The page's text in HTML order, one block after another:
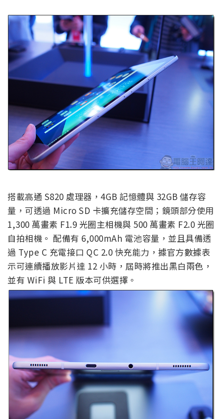
搭載高通 S820 處理器，4GB 記憶體與 32GB 儲存容
量，可透過 Micro SD 卡擴充儲存空間；鏡頭部分使用
1,300 萬畫素 F1.9 光圈主相機與 500 萬畫素 F2.0 光圈
自拍相機。 配備有 6,000mAh 電池容量，並且具備透
過 Type C 充電接口 QC 2.0 快充能力，據官方數據表
示可連續播放影片達 12 小時，屆時將推出黑白兩色，
並有 WiFi 與 LTE 版本可供選擇。